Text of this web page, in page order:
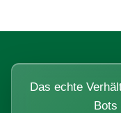
Das echte
Bots